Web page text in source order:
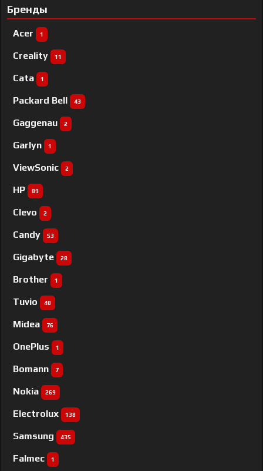
Бренды
Acer 1
Creality 11
Cata 1
Packard Bell 43
Gaggenau 2
Garlyn 1
ViewSonic 2
HP 89
Clevo 2
Candy 53
Gigabyte 28
Brother 1
Tuvio 40
Midea 76
OnePlus 1
Bomann 7
Nokia 269
Electrolux 138
Samsung 435
Falmec 1